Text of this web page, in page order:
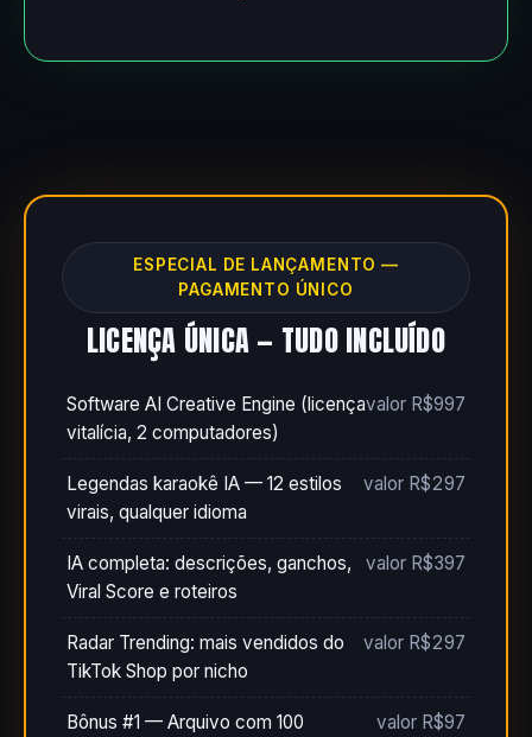
ESPECIAL DE LANÇAMENTO —
PAGAMENTO ÚNICO
LICENÇA ÚNICA — TUDO INCLUÍDO
Software AI Creative Engine (licença
vitalícia, 2 computadores)
valor R$997
Legendas karaokê IA — 12 estilos
virais, qualquer idioma
valor R$297
IA completa: descrições, ganchos,
Viral Score e roteiros
valor R$397
Radar Trending: mais vendidos do
TikTok Shop por nicho
valor R$297
Bônus #1 — Arquivo com 100 valor R$97